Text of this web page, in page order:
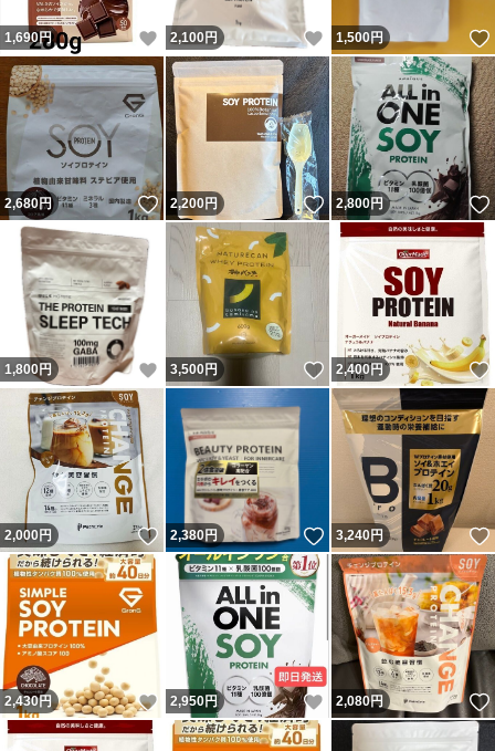
1,690円 いいね！
2,100円 いいね！
1,500円
2,680円 いいね！
2,200円 いいね！
2,800円
1,800円 いいね！
3,500円 いいね！
2,400円
2,000円 いいね！
2,380円 いいね！
3,240円
2,430円 いいね！
2,950円 いいね！
2,080円